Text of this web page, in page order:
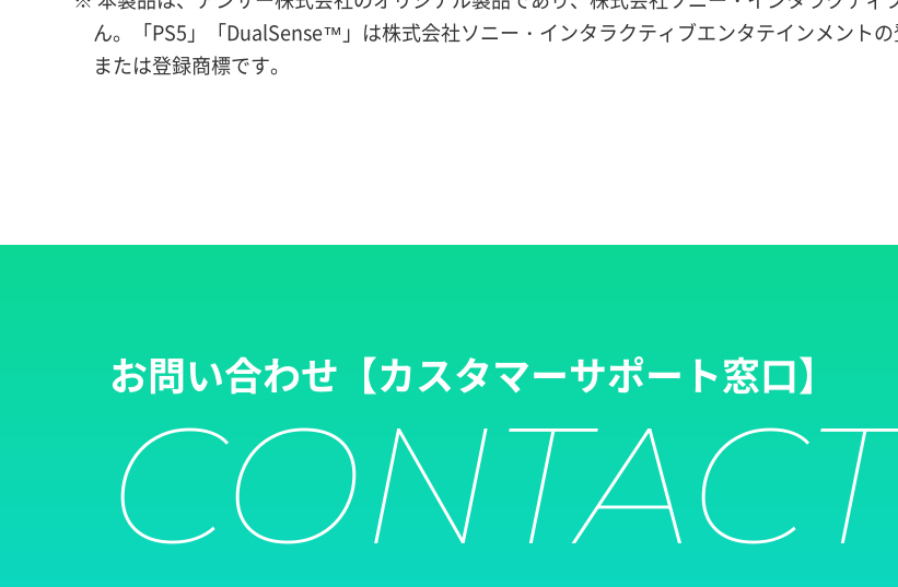
ん。「PS5」「DualSense™」は株式会社ソニー・インタラクティブエンタテインメント
または登録商標です。
お問い合わせ 【カスタマーサポート窓口】
CONTACT